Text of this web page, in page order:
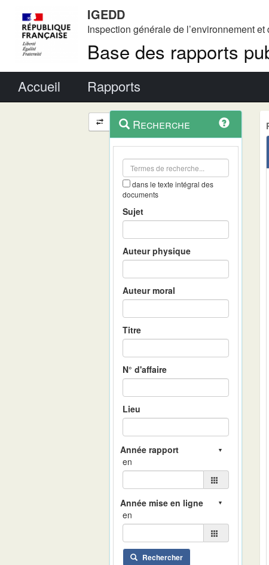
IGEDD
Inspection générale de l’environnement
Base des rapports
Accueil Rapports
Navigation
et
outils
contextuel
Recherche
dans le texte intégral des
documents
Sujet
Auteur physique
Auteur moral
Titre
N° d'affaire
Lieu
en
en
Rechercher